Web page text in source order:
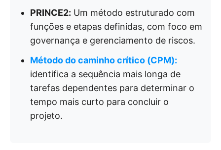
PRINCE2: Um método estruturado com
funções e etapas definidas, com foco em
governança e gerenciamento de riscos.
Método do caminho crítico (CPM):
identifica a sequência mais longa de
tarefas dependentes para determinar o
tempo mais curto para concluir o
projeto.